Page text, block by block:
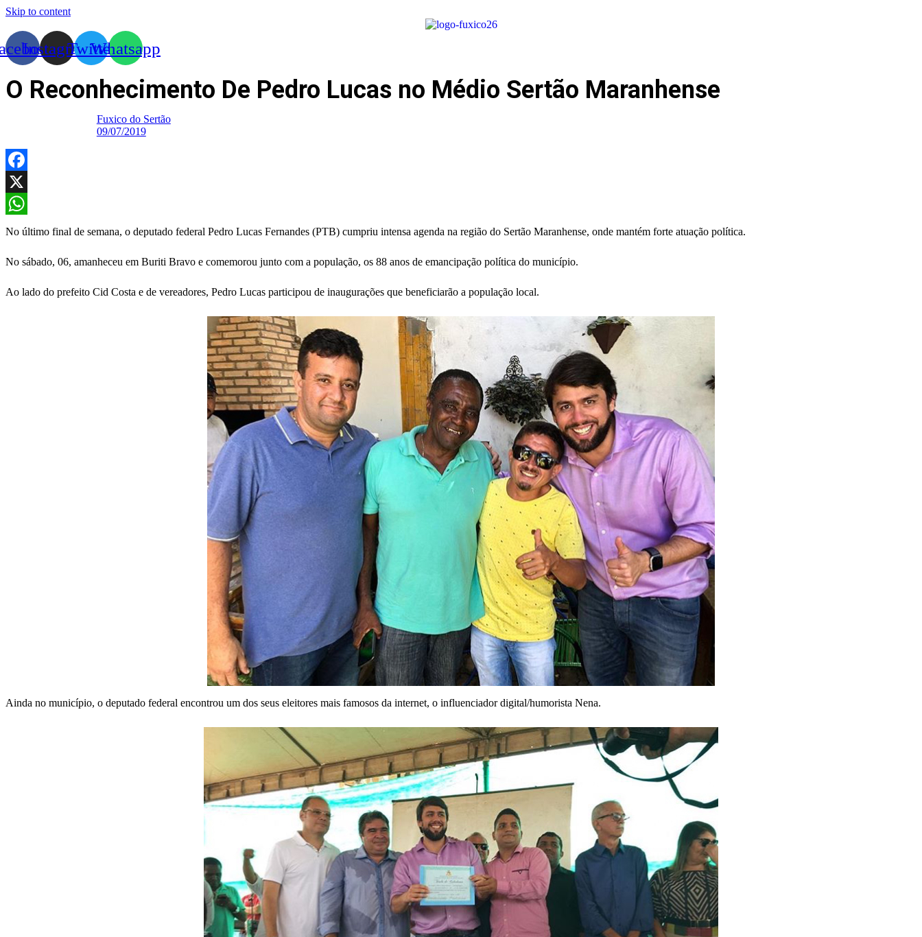
Skip to content
InstagramTwitterWhatsapp
O Reconhecimento De Pedro Lucas no Médio Sertão Maranhense
Fuxico do Sertão
09/07/2019
Facebook
X
WhatsApp
No último final de semana, o deputado federal Pedro Lucas Fernandes (PTB) cumpriu intensa agenda na região do Sertão Maranhense, onde mantém forte atuação política.
No sábado, 06, amanheceu em Buriti Bravo e comemorou junto com a população, os 88 anos de emancipação política do município.
Ao lado do prefeito Cid Costa e de vereadores, Pedro Lucas participou de inaugurações que beneficiarão a população local.
Ainda no município, o deputado federal encontrou um dos seus eleitores mais famosos da internet, o influenciador digital/humorista Nena.